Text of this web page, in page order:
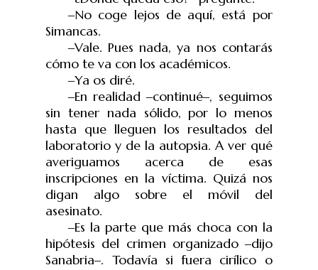
‒No coge lejos de aquí, está por
Simancas.
‒Vale. Pues nada, ya nos contarás
cómo te va con los académicos.
‒Ya os diré.
‒En realidad‒continué‒, seguimos
sin tener nada sólido, por lo menos
hasta que lleguen los resultados del
laboratorio y de la autopsia. A ver qué
averiguamos acerca de esas
inscripciones en la víctima. Quizá nos
digan algo sobre el móvil del
asesinato.
‒Es la parte que más choca con la
hipótesis del crimen organizado‒dijo
Sanabria‒. Todavía si fuera cirílico o